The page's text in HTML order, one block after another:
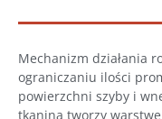
Mechanizm działania
ograniczaniu ilości
powierzchni szyby i
tkanina tworzy